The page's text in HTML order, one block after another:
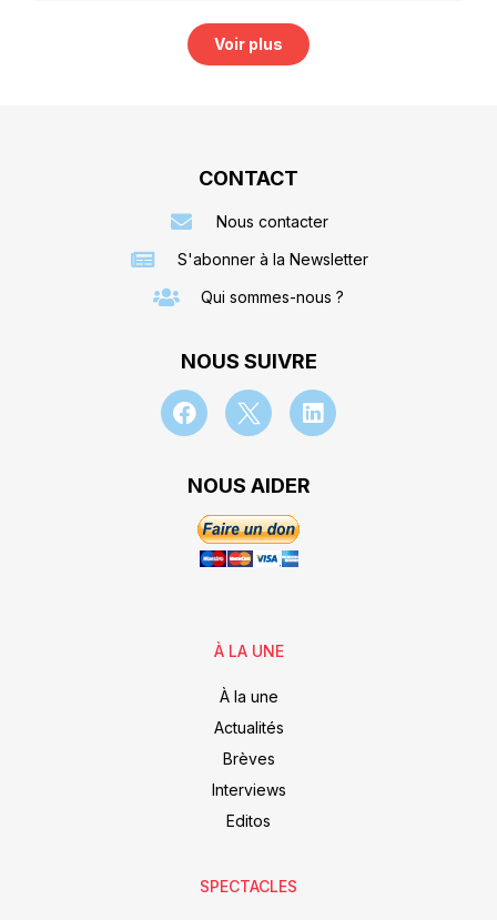
Voir plus
CONTACT
Nous contacter
S'abonner à la Newsletter
Qui sommes-nous ?
NOUS SUIVRE
NOUS AIDER
À LA UNE
À la une
Actualités
Brèves
Interviews
Editos
SPECTACLES